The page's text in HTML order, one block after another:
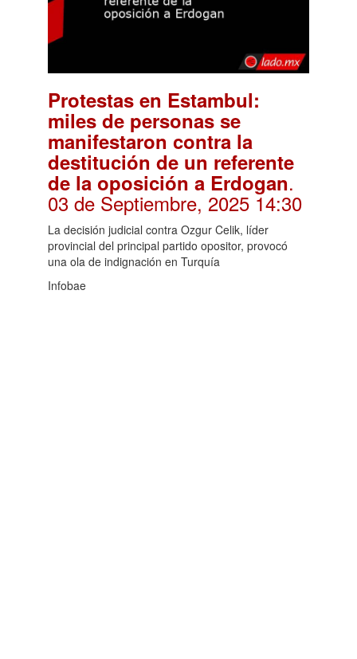
Protestas en Estambul:
miles de personas se
manifestaron contra la
destitución de un referente
de la oposición a Erdogan.
03 de Septiembre, 2025 14:30
La decisión judicial contra Ozgur Celik, líder
provincial del principal partido opositor, provocó
una ola de indignación en Turquía
Infobae